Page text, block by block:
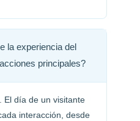
la experiencia del
principales?
El día de un visitante
interacción, desde